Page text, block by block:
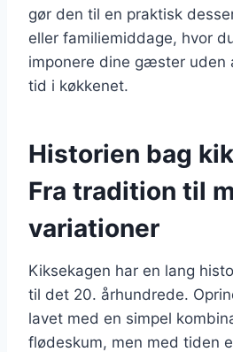
gør den til en praktisk
eller familiemiddage, hvor
imponere dine gæster uden
tid i køkkenet.
Historien bag
Fra tradition til
variationer
Kiksekagen har en lang
til det 20. århundrede.
lavet med en simpel
flødeskum, men med tiden